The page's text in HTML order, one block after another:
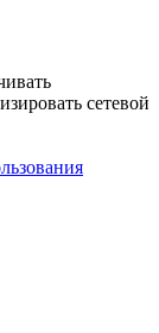
сетевой